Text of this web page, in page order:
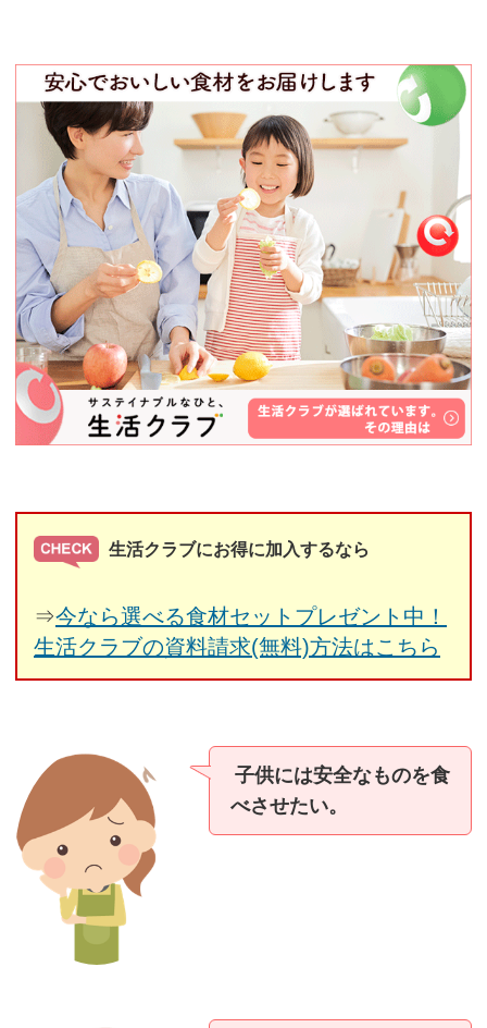
生活クラブにお得に加入するなら
⇒今なら選べる食材セットプレゼント中！
生活クラブの資料請求(無料)方法はこちら
子供には安全なものを食
べさせたい。